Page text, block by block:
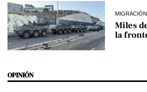
MIGRACIÓN
Miles
la
OPINIÓN